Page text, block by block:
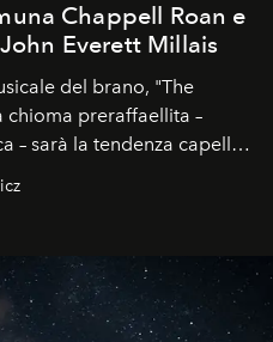
Chappell Roan e
Everett Millais
del brano, "The
chioma preraffaellita –
– sarà la tendenza capelli